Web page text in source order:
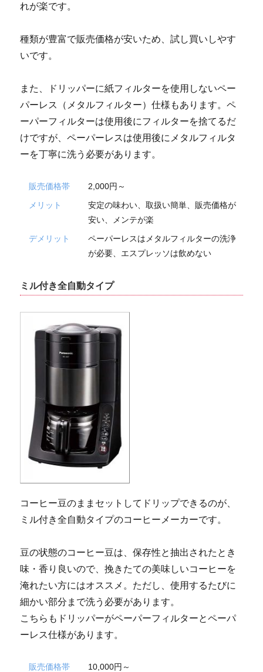
れが楽です。
種類が豊富で販売価格が安いため、試し買いしやす
いです。
また、ドリッパーに紙フィルターを使用しないペー
パーレス（メタルフィルター）仕様もあります。ペ
ーパーフィルターは使用後にフィルターを捨てるだ
けですが、ペーパーレスは使用後にメタルフィルタ
ーを丁寧に洗う必要があります。
販売価格帯 2,000円～
メリット
安定の味わい、取扱い簡単、販売価格が
安い、メンテが楽
デメリット
ペーパーレスはメタルフィルターの洗浄
が必要、エスプレッソは飲めない
ミル付き全自動タイプ
コーヒー豆のままセットしてドリップできるのが、
ミル付き全自動タイプのコーヒーメーカーです。
豆の状態のコーヒー豆は、保存性と抽出されたとき
味・香り良いので、挽きたての美味しいコーヒーを
淹れたい方にはオススメ。ただし、使用するたびに
細かい部分まで洗う必要があります。
こちらもドリッパーがペーパーフィルターとペーパ
ーレス仕様があります。
販売価格帯 10,000円～